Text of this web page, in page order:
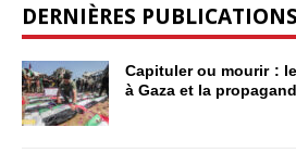
DERNIÈRES PUBLICATIONS
Capituler ou mourir :
à Gaza et la